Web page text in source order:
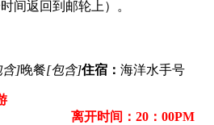
间返回到邮轮上）。
含]晚餐[包含]住宿： 海洋水手号
离开时间：20：00PM